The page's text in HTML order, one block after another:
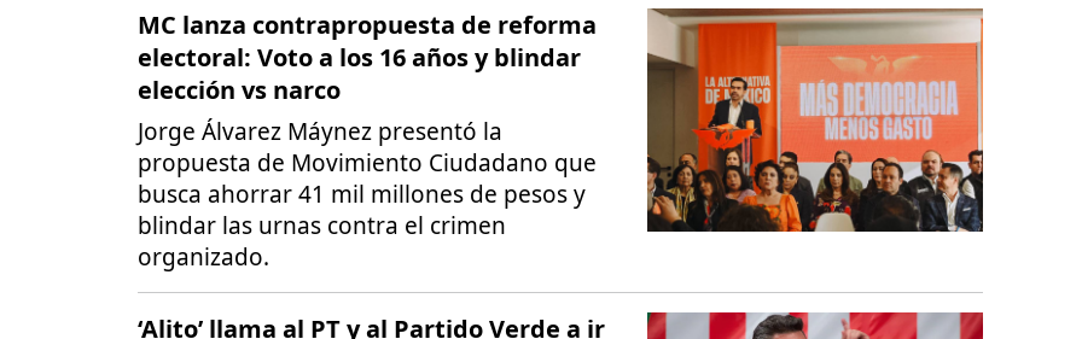
MC lanza contrapropuesta de reforma
electoral: Voto a los 16 años y blindar
elección vs narco
Jorge Álvarez Máynez presentó la
propuesta de Movimiento Ciudadano que
busca ahorrar 41 mil millones de pesos y
blindar las urnas contra el crimen
organizado.
‘Alito’ llama al PT y al Partido Verde a ir